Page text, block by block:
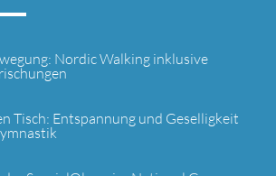
Nordic Walking inklusive
Tisch: Entspannung und Geselligkeit